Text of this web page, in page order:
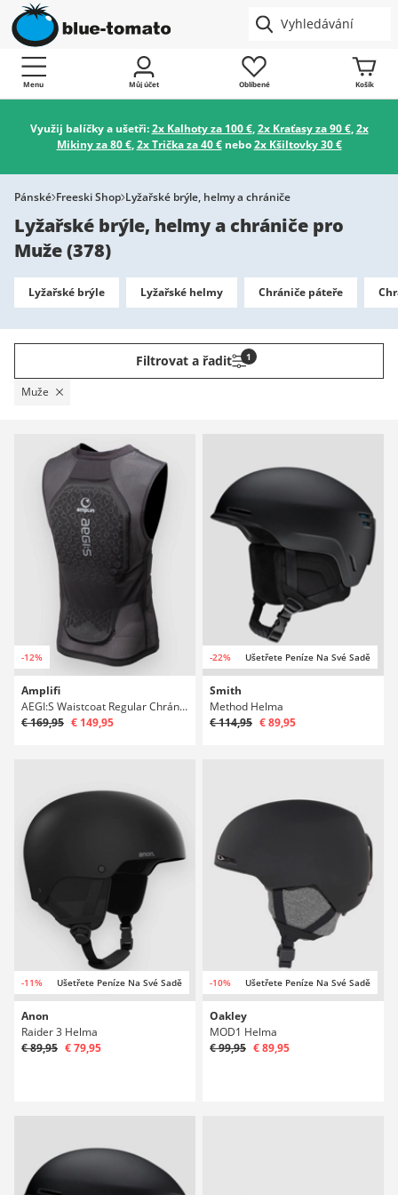
Menu Můj účet Oblíbené Košík
Využij balíčky a ušetři:2x Kalhoty za 100 €,2x Kraťasy za 90 €,2x
Mikiny za 80 €,2x Trička za 40 €nebo2x Kšiltovky 30 €
Pánské Freeski Shop Lyžařské brýle, helmy a chrániče
Lyžařské brýle, helmy a chrániče pro
Muže(378)
Lyžařské brýle Lyžařské helmy Chrániče páteře
Filtrovat a řadit 1
Muže
-12%
Amplifi
AEGI:S Waistcoat Regular Chránic pátere
€ 169,95 € 149,95
-22% Ušetřete Peníze Na Své Sadě
Smith
Method Helma
€ 114,95 € 89,95
-11% Ušetřete Peníze Na Své Sadě
Anon
Raider 3 Helma
€ 89,95 € 79,95
-10% Ušetřete Peníze Na Své Sadě
Oakley
MOD1 Helma
€ 99,95 € 89,95